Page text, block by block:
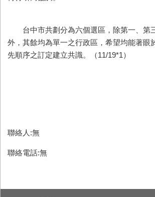
台中市共劃分為六個選區，除第一、第
外，其餘均為單一之行政區，希望均能著眼
先順序之訂定建立共識。（11/19*1）
聯絡人:無
聯絡電話:無